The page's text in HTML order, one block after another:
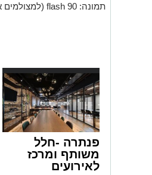
תמונה: flash 90 (למצולמים אין קשר לנאמר)
פנתרה -חלל
משותף ומרכז
לאירועים